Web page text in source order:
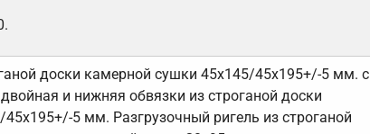
доски камерной сушки 45х145/45х195+/-5 мм. с
и нижняя обвязки из строганой доски
5 мм. Разгрузочный ригель из строганой